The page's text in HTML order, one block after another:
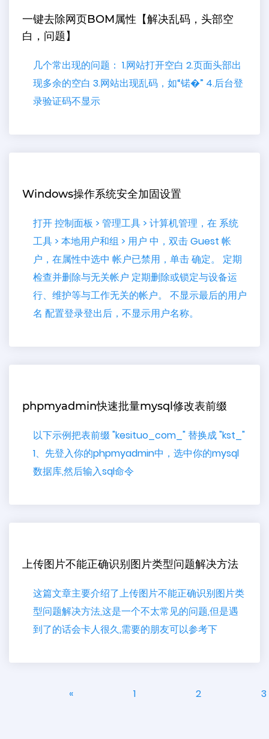
一键去除网页BOM属性【解决乱码，头部空
白， 问题】
几个常出现的问题： 1.网站打开空白 2.页面头部出
现多余的空白 3.网站出现乱码，如“锘�” 4.后台登
录验证码不显示
Windows操作系统安全加固设置
打开 控制面板 > 管理工具 > 计算机管理，在 系统
工具 > 本地用户和组 > 用户 中，双击 Guest 帐
户，在属性中选中 帐户已禁用，单击 确定。 定期
检查并删除与无关帐户 定期删除或锁定与设备运
行、维护等与工作无关的帐户。 不显示最后的用户
名 配置登录登出后，不显示用户名称。
phpmyadmin快速批量mysql修改表前缀
以下示例把表前缀 "kesituo_com_" 替换成 "kst_"
1、先登入你的phpmyadmin中，选中你的mysql
数据库,然后输入sql命令
上传图片不能正确识别图片类型问题解决方法
这篇文章主要介绍了上传图片不能正确识别图片类
型问题解决方法,这是一个不太常见的问题,但是遇
到了的话会卡人很久,需要的朋友可以参考下
« 1 2 3